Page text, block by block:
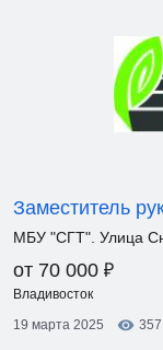
Заместитель
МБУ "СГТ". Улица
от 70 000 ₽
Владивосток
19 марта 2025
357